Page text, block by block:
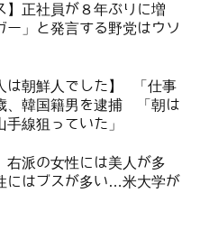
】正社員が８年ぶりに増
ー」と発言する野党はウソ
は朝鮮人でした】 「仕事
、韓国籍男を逮捕 「朝は
線狙っていた」
右派の女性には美人が多
にはブスが多い…米大学が